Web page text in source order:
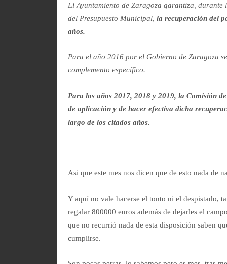
El Ayuntamiento de Zaragoza garantiza, durante
del Presupuesto Municipal, la recuperación del
años.
Para el año 2016 por el Gobierno de Zaragoza
complemento específico.
Para los años 2017, 2018 y 2019, la Comisión
de aplicación y de hacer efectiva dicha
largo de los citados años.
Asi que este mes nos dicen que de esto nada de
Y aquí no vale hacerse el tonto ni el despistado,
regalar 800000 euros además de dejarles el
que no recurrió nada de esta disposición saben
cumplirse.